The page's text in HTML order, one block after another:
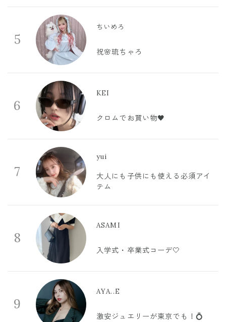
5
ちいめろ
祝🌸琉ちゃろ
6
KEI
クロムでお買い物🖤
7
yui
大人にも子供にも使える必須アイ
テム
8
ASAMI
入学式・卒業式コーデ🤍
9
AYA..E
激安ジュエリーが東京でも！💍